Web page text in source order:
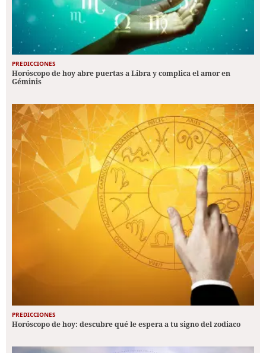
PREDICCIONES
Horóscopo de hoy abre puertas a Libra y complica el amor en
Géminis
PREDICCIONES
Horóscopo de hoy: descubre qué le espera a tu signo del zodiaco